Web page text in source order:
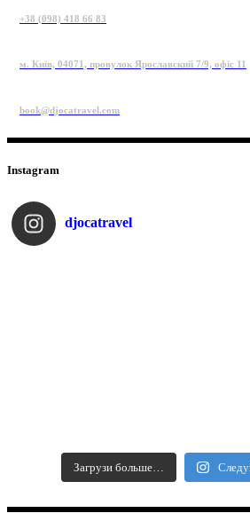
+38 (098) 418 66 83
м. Київ, 04071, провулок Ярославский 7/9, офіс 11
book@djocatravel.com
Instagram
djocatravel
Загрузи больше…